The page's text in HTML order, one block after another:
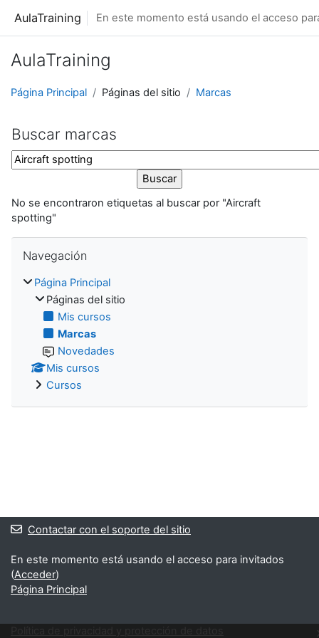
AulaTraining En este momento está usando el acceso
AulaTraining
Página Principal Páginas del sitio Marcas
Buscar marcas
Buscar marcas
No se encontraron etiquetas al buscar por "Aircraft
spotting"
Navegación
Página Principal
Páginas del sitio
Mis cursos
Marcas
Novedades
Mis cursos
Cursos
Contactar con el soporte del sitio
En este momento está usando el acceso para invitados
(Acceder)
Página Principal